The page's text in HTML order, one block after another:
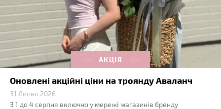
АКЦІЯ
Оновлені акційні ціни на троянду Аваланч
31 Липня 2026
З 1 до 4 серпня включно у мережі магазинів бренду